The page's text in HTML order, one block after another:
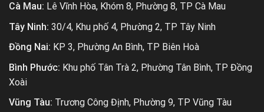
Cà Mau: Lê Vĩnh Hòa, Khóm 8, Phường 8, TP Cà Mau
Tây Ninh: 30/4, Khu phố 4, Phường 2, TP Tây Ninh
Đồng Nai: KP 3, Phường An Bình, TP Biên Hoà
Bình Phước: Khu phố Tân Trà 2, Phường Tân Bình, TP Đồng
Xoài
Vũng Tàu: Trương Công Định, Phường 9, TP Vũng Tàu